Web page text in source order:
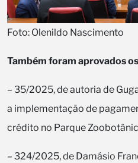
Foto: Olenildo Nascimento
Também foram aprovados
– 35/2025, de autoria de
a implementação de
crédito no Parque
– 324/2025, de Damásio